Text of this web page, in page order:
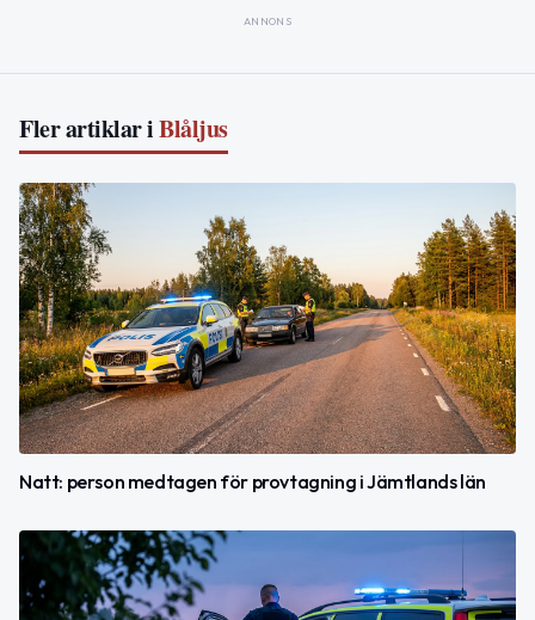
ANNONS
Fler artiklar iBlåljus
Natt: person medtagen för provtagning i Jämtlands län